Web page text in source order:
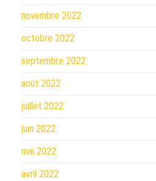
novembre 2022
octobre 2022
septembre 2022
août 2022
juillet 2022
juin 2022
mai 2022
avril 2022